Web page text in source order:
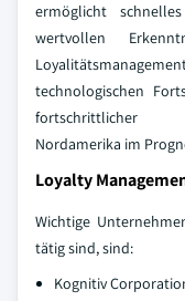
ermöglicht
wertvollen
technologischen
fortschrittlicher
Nordamerika im
Loyalty
Wichtige
tätig sind, sind:
Kognitiv